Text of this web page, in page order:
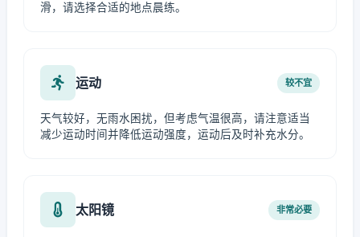
滑，请选择合适的地点晨练。
运动 较不宜
天气较好，无雨水困扰，但考虑气温很高，请注意适当
减少运动时间并降低运动强度，运动后及时补充水分。
太阳镜 非常必要